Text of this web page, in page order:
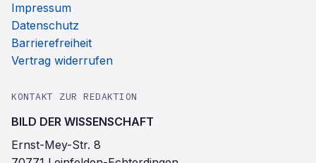
Impressum
Datenschutz
Barrierefreiheit
Vertrag widerrufen
KONTAKT ZUR REDAKTION
BILD DER WISSENSCHAFT
Ernst-Mey-Str. 8